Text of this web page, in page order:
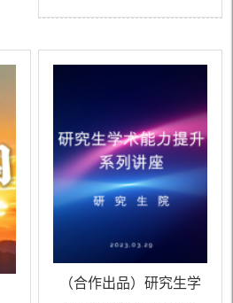
（合作出品）研究生学